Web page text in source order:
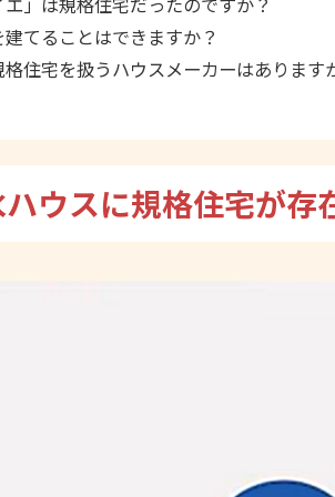
建てることはできますか？
住宅を扱うハウスメーカーはあります
ウスに規格住宅が存